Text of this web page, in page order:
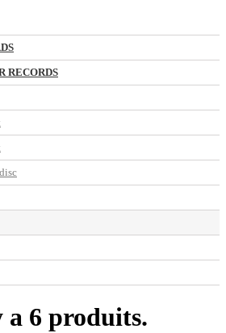
RECORDS
a 6 produits.